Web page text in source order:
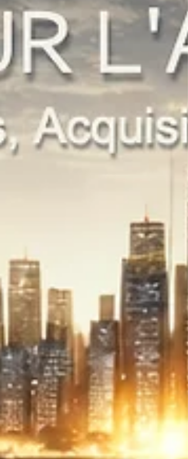
pas secondaire. Selon le prix de cession, l’écart
entre une fiscalité anticipée et une fiscalité subie
peut représenter plusieurs centaines de milliers
d’euros, voire davantage. Ce texte n'est pas un
conseil fiscal et vise seulement à sensibiliser a